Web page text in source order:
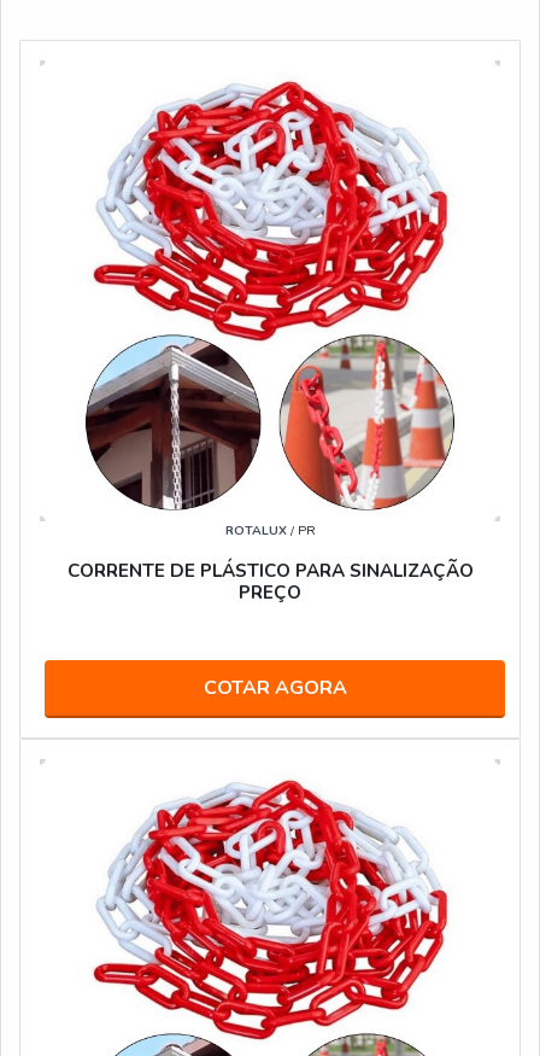
Espelho Convexo.
ROTALUX/ PR
CORRENTE DE PLÁSTICO PARA SINALIZAÇÃO
PREÇO
COTAR AGORA